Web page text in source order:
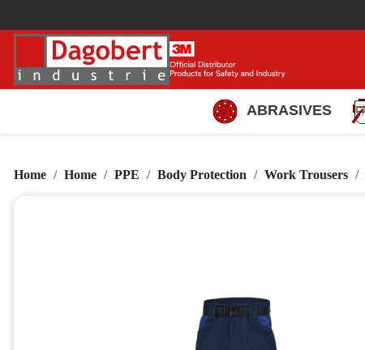
ABRASIVES
Home Home PPE Body Protection Work Trousers